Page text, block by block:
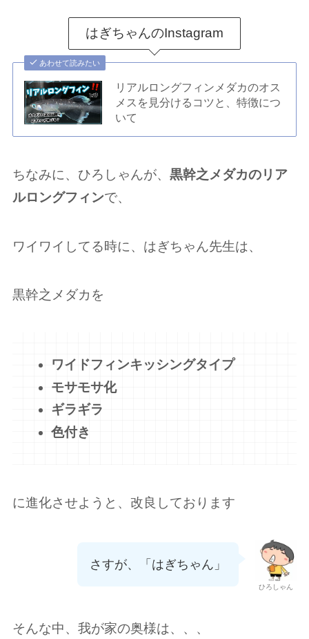
はぎちゃんのInstagram
あわせて読みたい
リアルロングフィンメダカのオス
メスを見分けるコツと、特徴につ
いて
ちなみに、ひろしゃんが、 黒幹之メダカのリア
ルロングフィンで、
ワイワイしてる時に、はぎちゃん先生は、
黒幹之メダカを
ワイドフィンキッシングタイプ
モサモサ化
ギラギラ
色付き
に進化させようと、改良しております
ひろしゃん
さすが、「はぎちゃん」
そんな中、我が家の奥様は、、、